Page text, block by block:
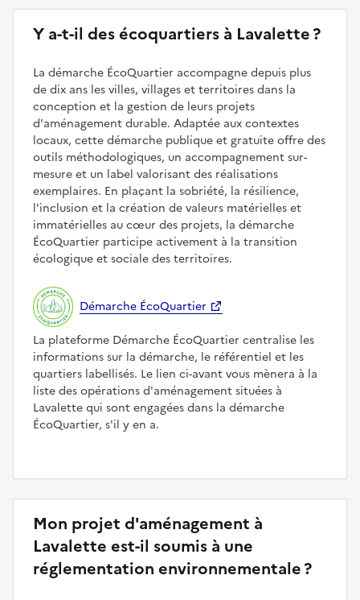
Y a-t-il des écoquartiers à Lavalette ?
La démarche ÉcoQuartier accompagne depuis plus
de dix ans les villes, villages et territoires dans la
conception et la gestion de leurs projets
d'aménagement durable. Adaptée aux contextes
locaux, cette démarche publique et gratuite offre des
outils méthodologiques, un accompagnement sur-
mesure et un label valorisant des réalisations
exemplaires. En plaçant la sobriété, la résilience,
l'inclusion et la création de valeurs matérielles et
immatérielles au cœur des projets, la démarche
ÉcoQuartier participe activement à la transition
écologique et sociale des territoires.
Démarche ÉcoQuartier
La plateforme Démarche ÉcoQuartier centralise les
informations sur la démarche, le référentiel et les
quartiers labellisés. Le lien ci-avant vous mènera à la
liste des opérations d'aménagement situées à
Lavalette qui sont engagées dans la démarche
ÉcoQuartier, s'il y en a.
Mon projet d'aménagement à
Lavalette est-il soumis à une
réglementation environnementale ?